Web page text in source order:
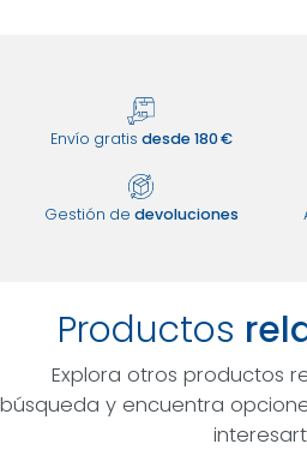
Envío gratis desde 180 €
Gestión de devoluciones
Productos
Explora otros productos
búsqueda y encuentra